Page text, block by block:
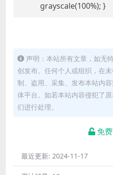
grayscale(100%); }
声明：本站所有文章，如无
创发布。任何个人或组织，在
制、盗用、采集、发布本站内
体平台。如若本站内容侵犯了
们进行处理。
免
最近更新: 2024-11-17